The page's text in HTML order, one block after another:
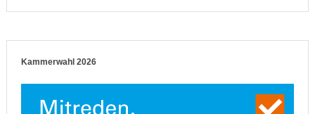
Kammerwahl 2026